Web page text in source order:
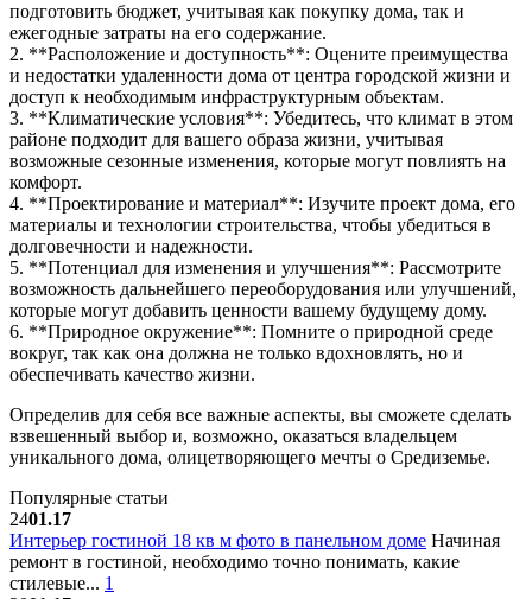
подготовить бюджет, учитывая как покупку дома, так и
ежегодные затраты на его содержание.
2. **Расположение и доступность**: Оцените преимущества
и недостатки удаленности дома от центра городской жизни и
доступ к необходимым инфраструктурным объектам.
3. **Климатические условия**: Убедитесь, что климат в этом
районе подходит для вашего образа жизни, учитывая
возможные сезонные изменения, которые могут повлиять на
комфорт.
4. **Проектирование и материал**: Изучите проект дома, его
материалы и технологии строительства, чтобы убедиться в
долговечности и надежности.
5. **Потенциал для изменения и улучшения**: Рассмотрите
возможность дальнейшего переоборудования или улучшений,
которые могут добавить ценности вашему будущему дому.
6. **Природное окружение**: Помните о природной среде
вокруг, так как она должна не только вдохновлять, но и
обеспечивать качество жизни.
Определив для себя все важные аспекты, вы сможете сделать
взвешенный выбор и, возможно, оказаться владельцем
уникального дома, олицетворяющего мечты о Средиземье.
Популярные статьи
2401.17
Интерьер гостиной 18 кв м фото в панельном доме Начиная
ремонт в гостиной, необходимо точно понимать, какие
стилевые... 1